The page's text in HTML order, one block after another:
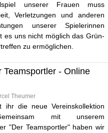
unserer Frauen muss
Verletzungen und anderen
unserer Spielerinnen
es uns nicht möglich das Grün-
zu ermöglichen.
Teamsportler - Online
Theumer
ihr die neue Vereinskollektion
mit unserem
"Der Teamsportler" haben wir